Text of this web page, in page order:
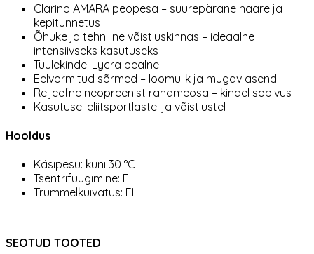
Clarino AMARA peopesa – suurepärane haare ja
kepitunnetus
Õhuke ja tehniline võistluskinnas – ideaalne
intensiivseks kasutuseks
Tuulekindel Lycra pealne
Eelvormitud sõrmed – loomulik ja mugav asend
Reljeefne neopreenist randmeosa – kindel sobivus
Kasutusel eliitsportlastel ja võistlustel
Hooldus
Käsipesu: kuni 30 °C
Tsentrifuugimine: EI
Trummelkuivatus: EI
SEOTUD TOOTED